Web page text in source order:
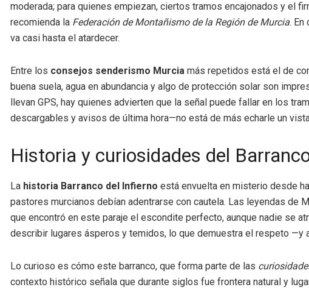
moderada; para quienes empiezan, ciertos tramos encajonados y el
recomienda la Federación de Montañismo de la Región de Murcia. En
va casi hasta el atardecer.
Entre los consejos senderismo Murcia más repetidos está el de
buena suela, agua en abundancia y algo de protección solar son
llevan GPS, hay quienes advierten que la señal puede fallar en los
descargables y avisos de última hora—no está de más echarle un
Historia y curiosidades del
La historia Barranco del Infierno está envuelta en misterio desde
pastores murcianos debían adentrarse con cautela. Las leyendas de
que encontró en este paraje el escondite perfecto, aunque nadie se
describir lugares ásperos y temidos, lo que demuestra el respeto —y
Lo curioso es cómo este barranco, que forma parte de las
contexto histórico señala que durante siglos fue frontera natural y